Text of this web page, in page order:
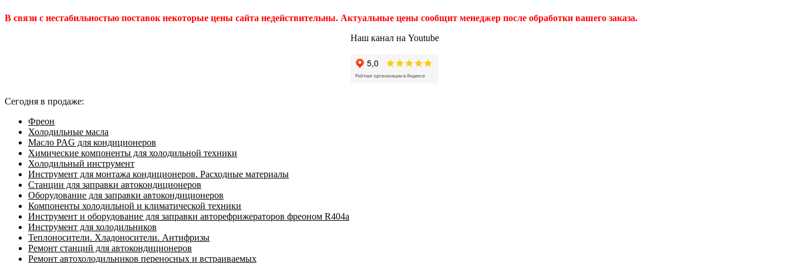
В связи с нестабильностью поставок некоторые цены сайта недействительны. Актуальные цены сообщит менеджер после обработки вашего заказа.
Наш канал на Youtube
Сегодня в продаже:
Фреон
Холодильные масла
Масло PAG для кондиционеров
Химические компоненты для холодильной техники
Холодильный инструмент
Инструмент для монтажа кондиционеров. Расходные материалы
Станции для заправки автокондиционеров
Оборудование для заправки автокондиционеров
Компоненты холодильной и климатической техники
Инструмент и оборудование для заправки авторефрижераторов фреоном R404a
Инструмент для холодильников
Теплоносители. Хладоносители. Антифризы
Ремонт станций для автокондиционеров
Ремонт автохолодильников переносных и встраиваемых